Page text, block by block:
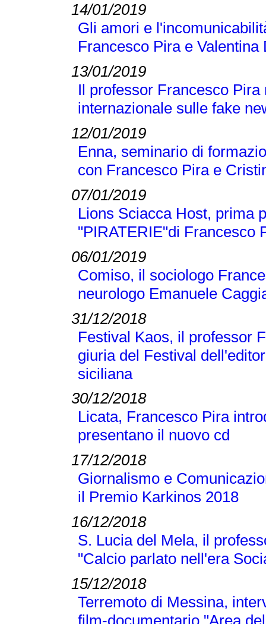
14/01/2019
Gli amori e
Francesco Pira e Valentina
13/01/2019
Il professor Francesco
internazionale sulle fake
12/01/2019
Enna, seminario di
con Francesco Pira e
07/01/2019
Lions Sciacca Host, prima
"PIRATERIE"di Francesco
06/01/2019
Comiso, il sociologo
neurologo Emanuele
31/12/2018
Festival Kaos, il professor
giuria del Festival
siciliana
30/12/2018
Licata, Francesco Pira
presentano il nuovo cd
17/12/2018
Giornalismo e
il Premio Karkinos 2018
16/12/2018
S. Lucia del Mela, il
"Calcio parlato nell'era
15/12/2018
Terremoto di Messina,
film-documentario "Area